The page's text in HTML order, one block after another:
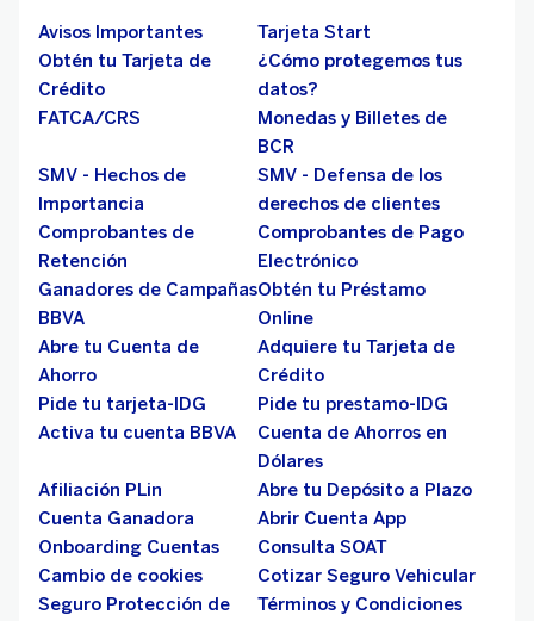
Avisos Importantes
Tarjeta Start
Obtén tu Tarjeta de
Crédito
¿Cómo protegemos tus
datos?
FATCA/CRS
Monedas y Billetes de
BCR
SMV - Hechos de
Importancia
SMV - Defensa de los
derechos de clientes
Comprobantes de
Retención
Comprobantes de Pago
Electrónico
Ganadores de Campañas
BBVA
Obtén tu Préstamo
Online
Abre tu Cuenta de
Ahorro
Adquiere tu Tarjeta de
Crédito
Pide tu tarjeta-IDG
Pide tu prestamo-IDG
Activa tu cuenta BBVA
Cuenta de Ahorros en
Dólares
Afiliación PLin
Abre tu Depósito a Plazo
Cuenta Ganadora
Abrir Cuenta App
Onboarding Cuentas
Consulta SOAT
Cambio de cookies
Cotizar Seguro Vehicular
Seguro Protección de
Términos y Condiciones